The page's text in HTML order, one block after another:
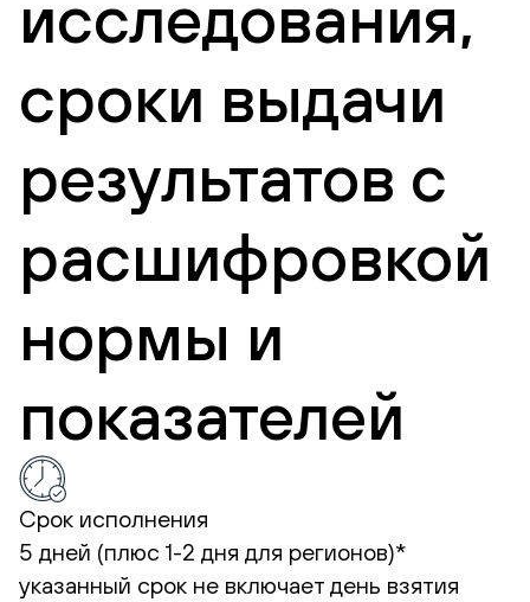
исследования,
сроки выдачи
результатов с
расшифровкой
нормы и
показателей
Срок исполнения
5 дней (плюс 1-2 дня для регионов)*
указанный срок не включает день взятия